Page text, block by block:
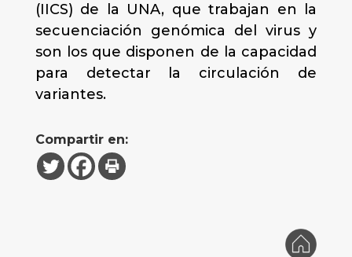
(IICS) de la UNA, que trabajan en la
secuenciación genómica del virus y
son los que disponen de la capacidad
para detectar la circulación de
variantes.
Compartir en: